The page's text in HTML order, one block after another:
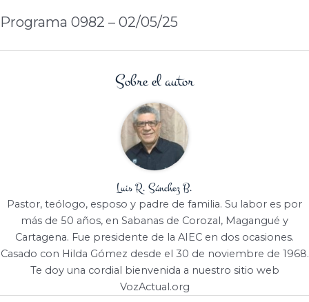
Programa 0982 – 02/05/25
Sobre el autor
Luis R. Sánchez B.
Pastor, teólogo, esposo y padre de familia. Su labor es por
más de 50 años, en Sabanas de Corozal, Magangué y
Cartagena. Fue presidente de la AIEC en dos ocasiones.
Casado con Hilda Gómez desde el 30 de noviembre de 1968.
Te doy una cordial bienvenida a nuestro sitio web
VozActual.org